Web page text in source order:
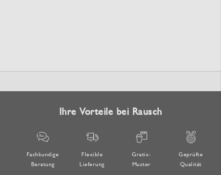
Ihre Vorteile bei Rausch
Fachkundige
Beratung
Flexible
Lieferung
Gratis-
Muster
Geprüfte
Qualität